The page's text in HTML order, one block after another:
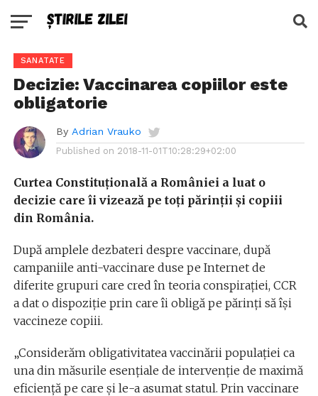
SANATATE
Decizie: Vaccinarea copiilor este
obligatorie
By Adrian Vrauko
Published on 2018-11-01T10:28:29+02:00
Curtea Constituțională a României a luat o
decizie care îi vizează pe toți părinții și copiii
din România.
După amplele dezbateri despre vaccinare, după
campaniile anti-vaccinare duse pe Internet de
diferite grupuri care cred în teoria conspirației, CCR
a dat o dispoziție prin care îi obligă pe părinți să își
vaccineze copiii.
„Considerăm obligativitatea vaccinării populaţiei ca
una din măsurile esenţiale de intervenţie de maximă
eficienţă pe care şi le-a asumat statul. Prin vaccinare